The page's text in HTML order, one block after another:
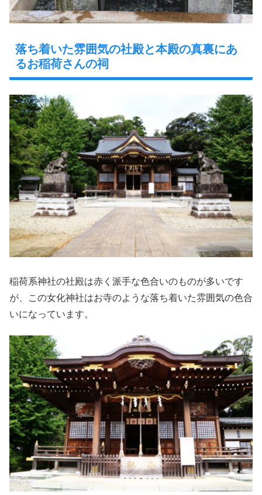
落ち着いた雰囲気の社殿と本殿の真裏にあ
るお稲荷さんの祠
稲荷系神社の社殿は赤く派手な色合いのものが多いです
が、この女化神社はお寺のような落ち着いた雰囲気の色合
いになっています。